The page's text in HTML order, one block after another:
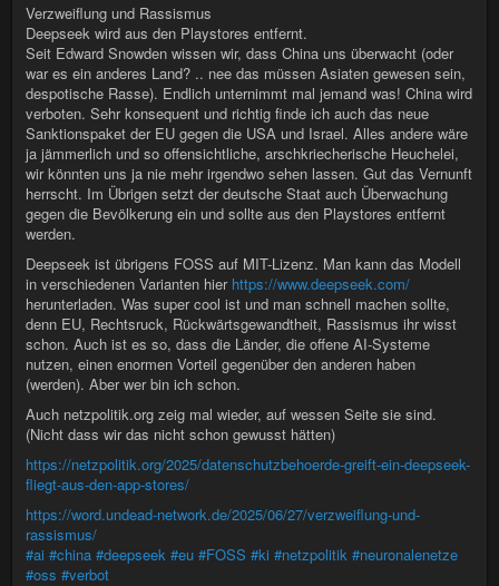
Verzweiflung und Rassismus
Deepseek wird aus den Playstores entfernt.
Seit Edward Snowden wissen wir, dass China uns überwacht (oder
war es ein anderes Land? .. nee das müssen Asiaten gewesen sein,
despotische Rasse). Endlich unternimmt mal jemand was! China wird
verboten. Sehr konsequent und richtig finde ich auch das neue
Sanktionspaket der EU gegen die USA und Israel. Alles andere wäre
ja jämmerlich und so offensichtliche, arschkriecherische Heuchelei,
wir könnten uns ja nie mehr irgendwo sehen lassen. Gut das Vernunft
herrscht. Im Übrigen setzt der deutsche Staat auch Überwachung
gegen die Bevölkerung ein und sollte aus den Playstores entfernt
werden.
Deepseek ist übrigens FOSS auf MIT-Lizenz. Man kann das Modell
in verschiedenen Varianten hier https://www.deepseek.com/
herunterladen. Was super cool ist und man schnell machen sollte,
denn EU, Rechtsruck, Rückwärtsgewandtheit, Rassismus ihr wisst
schon. Auch ist es so, dass die Länder, die offene AI-Systeme
nutzen, einen enormen Vorteil gegenüber den anderen haben
(werden). Aber wer bin ich schon.
Auch netzpolitik.org zeig mal wieder, auf wessen Seite sie sind.
(Nicht dass wir das nicht schon gewusst hätten)
https://netzpolitik.org/2025/datenschutzbehoerde-greift-ein-deepseek-
fliegt-aus-den-app-stores/
https://word.undead-network.de/2025/06/27/verzweiflung-und-
rassismus/
#ai #china #deepseek #eu #FOSS #ki #netzpolitik #neuronalenetze
#oss #verbot